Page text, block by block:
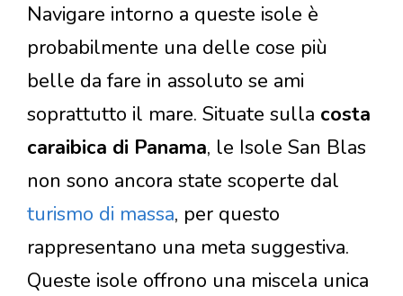
Navigare intorno a queste isole è
probabilmente una delle cose più
belle da fare in assoluto se ami
soprattutto il mare. Situate sulla costa
caraibica di Panama, le Isole San Blas
non sono ancora state scoperte dal
turismo di massa, per questo
rappresentano una meta suggestiva.
Queste isole offrono una miscela unica